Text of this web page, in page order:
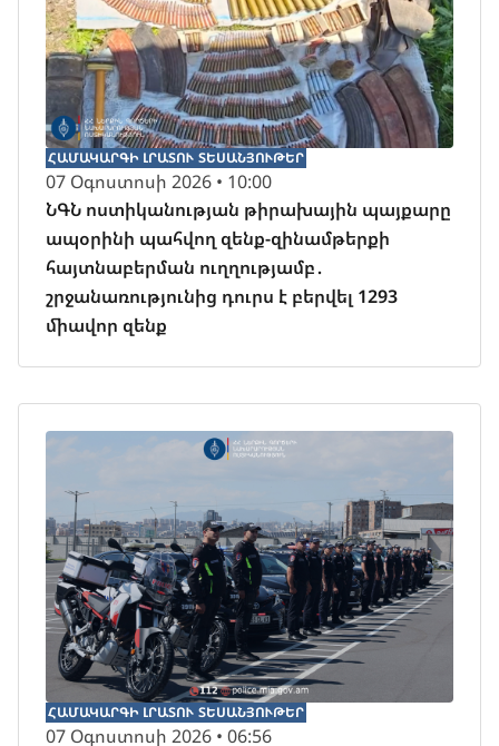
ՀԱՄԱԿԱՐԳԻ ԼՐԱՏՈՒ ՏԵՍԱՆՅՈՒԹԵՐ
07 Օգոստոսի 2026 • 10:00
ՆԳՆ ոստիկանության թիրախային պայքարը
ապօրինի պահվող զենք-զինամթերքի
հայտնաբերման ուղղությամբ․
շրջանառությունից դուրս է բերվել 1293
միավոր զենք
ՀԱՄԱԿԱՐԳԻ ԼՐԱՏՈՒ ՏԵՍԱՆՅՈՒԹԵՐ
07 Օգոստոսի 2026 • 06:56